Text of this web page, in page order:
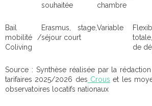
souhaitée
chambre
Bail
mobilité /
Coliving
Erasmus, stage,
séjour court
Variable
de
Source : Synthèse réalisée par la
tarifaires 2025/2026 des Crous et les
observatoires locatifs nationaux